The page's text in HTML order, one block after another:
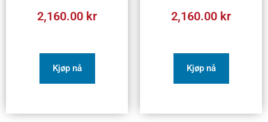
2,160.00 kr
Kjøp nå
2,160.00 kr
Kjøp nå